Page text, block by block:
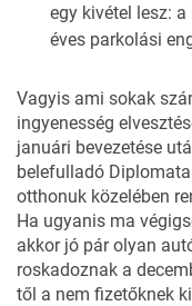
egy kivétel lesz:
éves parkolási
Vagyis ami sokak
ingyenesség
januári bevezetése
belefulladó
otthonuk közelében
Ha ugyanis ma
akkor jó pár olyan
roskadoznak a
től a nem fizetőknek